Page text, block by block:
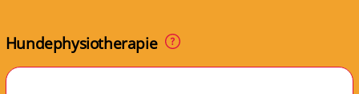
Hundephysiotherapie